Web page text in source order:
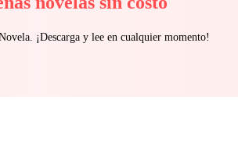
¡Descarga y lee en cualquier momento!